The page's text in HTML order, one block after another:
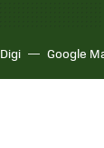
Digi Google